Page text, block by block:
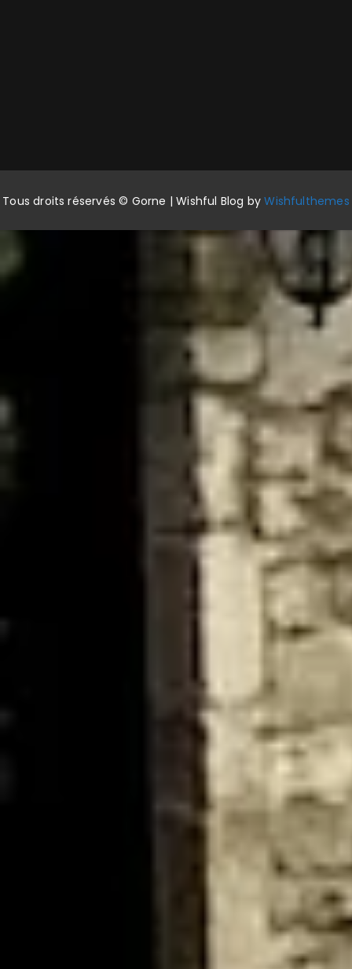
Tous droits réservés © Gorne | Wishful Blog byWishfulthemes